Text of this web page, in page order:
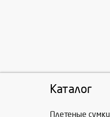
Каталог
Плетеные сумки